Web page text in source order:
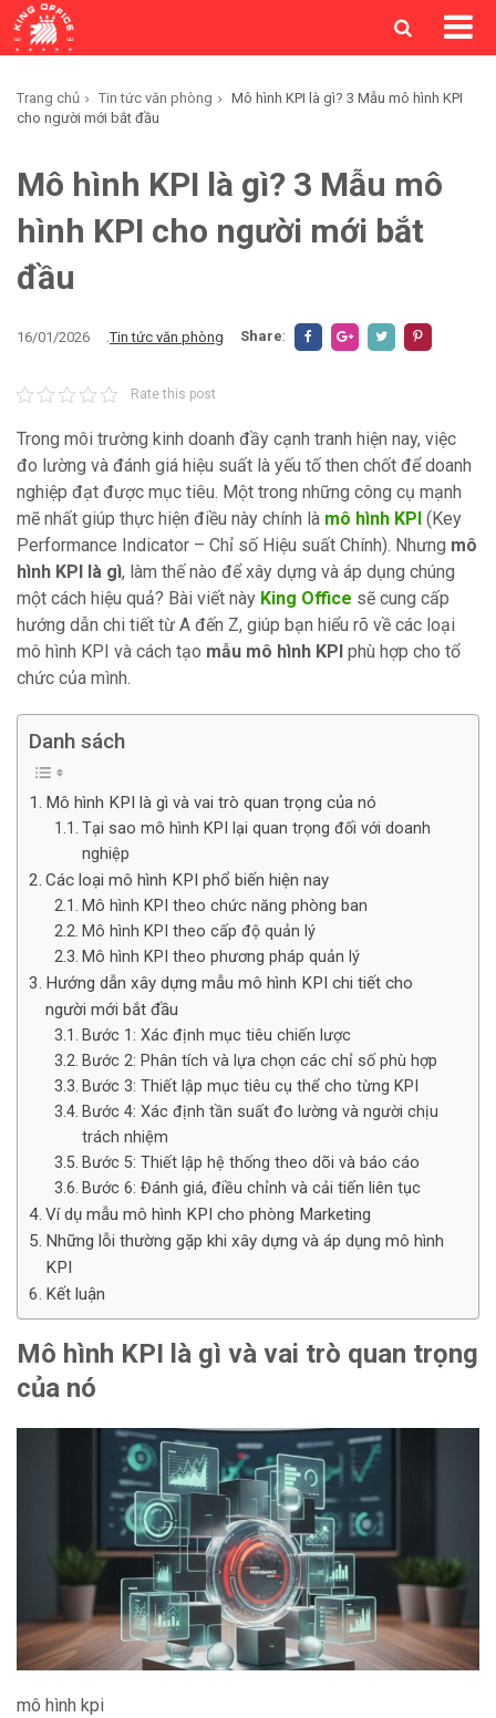
Trang chủ Tin tức văn phòng
Mô hình KPI là gì? 3 Mẫu mô hình KPI
cho người mới bắt đầu
Mô hình KPI là gì? 3 Mẫu mô
hình KPI cho người mới bắt
đầu
16/01/2026 .Tin tức văn phòng Share:
Rate this post
Trong môi trường kinh doanh đầy cạnh tranh hiện nay, việc
đo lường và đánh giá hiệu suất là yếu tố then chốt để doanh
nghiệp đạt được mục tiêu. Một trong những công cụ mạnh
mẽ nhất giúp thực hiện điều này chính là mô hình KPI (Key
Performance Indicator – Chỉ số Hiệu suất Chính). Nhưng mô
hình KPI là gì, làm thế nào để xây dựng và áp dụng chúng
một cách hiệu quả? Bài viết này King Office sẽ cung cấp
hướng dẫn chi tiết từ A đến Z, giúp bạn hiểu rõ về các loại
mô hình KPI và cách tạo mẫu mô hình KPI phù hợp cho tổ
chức của mình.
Danh sách
Mô hình KPI là gì và vai trò quan trọng của nó
Tại sao mô hình KPI lại quan trọng đối với doanh
nghiệp
Các loại mô hình KPI phổ biến hiện nay
Mô hình KPI theo chức năng phòng ban
Mô hình KPI theo cấp độ quản lý
Mô hình KPI theo phương pháp quản lý
Hướng dẫn xây dựng mẫu mô hình KPI chi tiết cho
người mới bắt đầu
Bước 1: Xác định mục tiêu chiến lược
Bước 2: Phân tích và lựa chọn các chỉ số phù hợp
Bước 3: Thiết lập mục tiêu cụ thể cho từng KPI
Bước 4: Xác định tần suất đo lường và người chịu
trách nhiệm
Bước 5: Thiết lập hệ thống theo dõi và báo cáo
Bước 6: Đánh giá, điều chỉnh và cải tiến liên tục
Ví dụ mẫu mô hình KPI cho phòng Marketing
Những lỗi thường gặp khi xây dựng và áp dụng mô hình
KPI
Kết luận
Mô hình KPI là gì và vai trò quan trọng
của nó
mô hình kpi